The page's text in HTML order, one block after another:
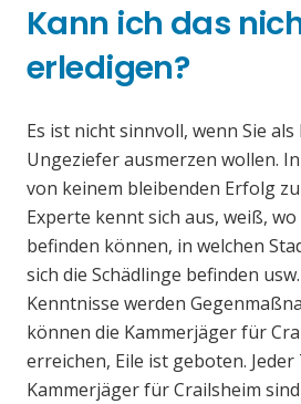
Kann ich das
erledigen?
Es ist nicht sinnvoll, wenn Sie
Ungeziefer ausmerzen wollen.
von keinem bleibenden Erfolg
Experte kennt sich aus, weiß,
befinden können, in welchen
sich die Schädlinge befinden
Kenntnisse werden
können die Kammerjäger für
erreichen, Eile ist geboten.
Kammerjäger für Crailsheim